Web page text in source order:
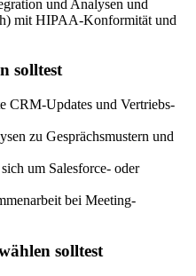
und Analysen und
mit HIPAA-Konformität und
solltest
CRM-Updates und Vertriebs-
zu Gesprächsmustern und
um Salesforce- oder
bei Meeting-
solltest